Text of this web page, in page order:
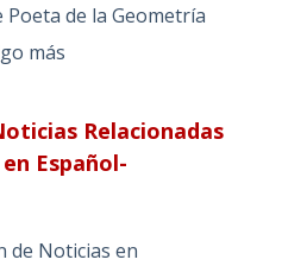
Poeta de la Geometría
más
Relacionadas
Español-
de Noticias en